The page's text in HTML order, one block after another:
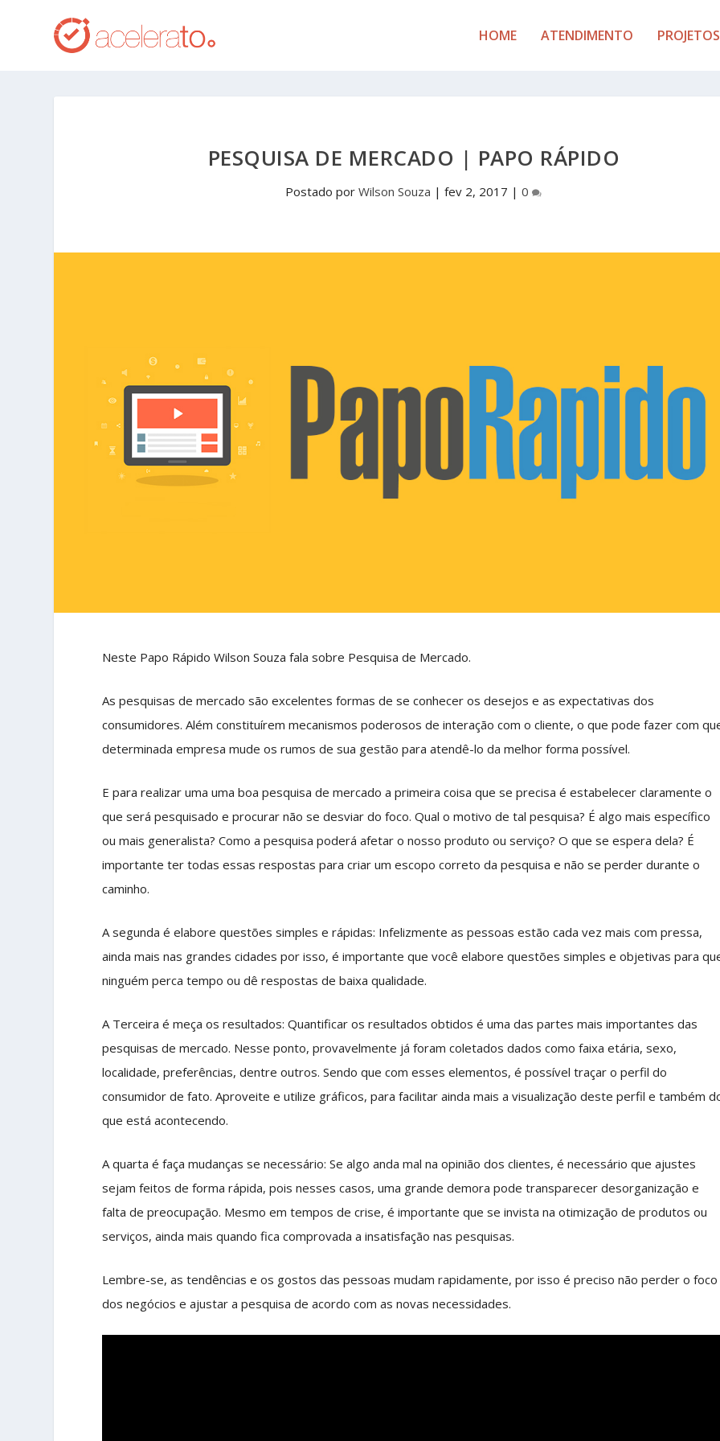
HOME ATENDIMENTO PROJETOS
PESQUISA DE MERCADO | PAPO RÁPIDO
Postado porWilson Souza |fev 2, 2017 |0
Neste Papo Rápido Wilson Souza fala sobre Pesquisa de Mercado.
As pesquisas de mercado são excelentes formas de se conhecer os desejos e as expectativas dos
consumidores. Além constituírem mecanismos poderosos de interação com o cliente, o que pode fazer com
determinada empresa mude os rumos de sua gestão para atendê-lo da melhor forma possível.
E para realizar uma uma boa pesquisa de mercado a primeira coisa que se precisa é estabelecer claramente o
que será pesquisado e procurar não se desviar do foco. Qual o motivo de tal pesquisa? É algo mais específico
ou mais generalista? Como a pesquisa poderá afetar o nosso produto ou serviço? O que se espera dela? É
importante ter todas essas respostas para criar um escopo correto da pesquisa e não se perder durante o
caminho.
A segunda é elabore questões simples e rápidas: Infelizmente as pessoas estão cada vez mais com pressa,
ainda mais nas grandes cidades por isso, é importante que você elabore questões simples e objetivas para
ninguém perca tempo ou dê respostas de baixa qualidade.
A Terceira é meça os resultados: Quantificar os resultados obtidos é uma das partes mais importantes das
pesquisas de mercado. Nesse ponto, provavelmente já foram coletados dados como faixa etária, sexo,
localidade, preferências, dentre outros. Sendo que com esses elementos, é possível traçar o perfil do
consumidor de fato. Aproveite e utilize gráficos, para facilitar ainda mais a visualização deste perfil e também
que está acontecendo.
A quarta é faça mudanças se necessário: Se algo anda mal na opinião dos clientes, é necessário que ajustes
sejam feitos de forma rápida, pois nesses casos, uma grande demora pode transparecer desorganização e
falta de preocupação. Mesmo em tempos de crise, é importante que se invista na otimização de produtos ou
serviços, ainda mais quando fica comprovada a insatisfação nas pesquisas.
Lembre-se, as tendências e os gostos das pessoas mudam rapidamente, por isso é preciso não perder o foco
dos negócios e ajustar a pesquisa de acordo com as novas necessidades.